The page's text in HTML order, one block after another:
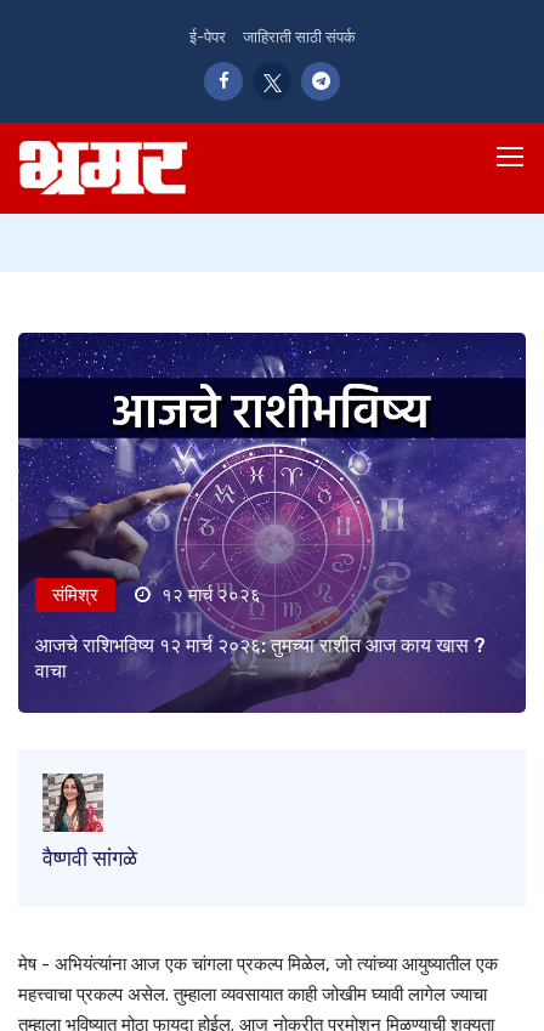
ई-पेपर जाहिराती साठी संपर्क
संमिश्र १२ मार्च २०२६
आजचे राशिभविष्य १२ मार्च २०२६: तुमच्या राशीत आज काय खास ?
वाचा
वैष्णवी सांगळे
मेष - अभियंत्यांना आज एक चांगला प्रकल्प मिळेल, जो त्यांच्या आयुष्यातील एक
महत्त्वाचा प्रकल्प असेल. तुम्हाला व्यवसायात काही जोखीम घ्यावी लागेल ज्याचा
तुम्हाला भविष्यात मोठा फायदा होईल. आज नोकरीत प्रमोशन मिळण्याची शक्यता